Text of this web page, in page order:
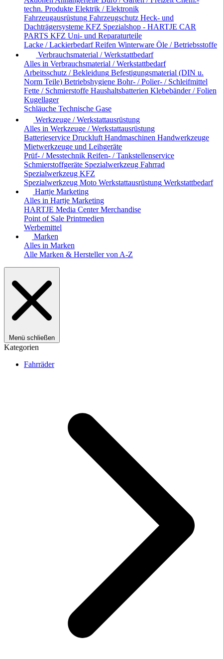
techn. Produkte Elektrik / Elektronik
Fahrzeugausrüstung Fahrzeugschutz Heck- und
Dachträgersysteme KFZ Spezialshop - HARTJE CAR
PARTS KFZ Uni- und Reparaturteile
Lacke / Lackierbedarf Reifen Winterware Öle / Betriebsstoffe
Verbrauchsmaterial / Werkstattbedarf
Alles in Verbrauchsmaterial / Werkstattbedarf
Arbeitsschutz / Bekleidung Befestigungsmaterial (DIN u.
Norm Teile) Betriebshygiene Bohr- / Polier- / Schleifmittel
Fette / Schmierstoffe Haushaltsbatterien Klebebänder / Folien
Kugellager
Schläuche Technische Gase
Werkzeuge / Werkstattausrüstung
Alles in Werkzeuge / Werkstattausrüstung
Batterieservice Druckluft Handmaschinen Handwerkzeuge
Mietwerkzeuge und Leihgeräte
Prüf- / Messtechnik Reifen- / Tankstellenservice
Schmierstoffgeräte Spezialwerkzeug Fahrrad
Spezialwerkzeug KFZ
Spezialwerkzeug Moto Werkstattausrüstung Werkstattbedarf
Hartje Marketing
Alles in Hartje Marketing
HARTJE Media Center Merchandise
Point of Sale Printmedien
Werbemittel
Marken
Alles in Marken
Alle Marken & Hersteller von A-Z
Menü schließen
Kategorien
Fahrräder